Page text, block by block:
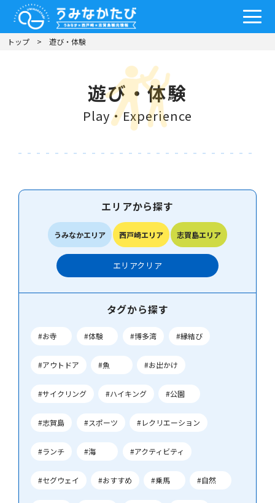
トップ 遊び・体験
遊び・体験
Play・Experience
エリアから探す
うみなかエリア 西戸崎エリア 志賀島エリア
エリアクリア
タグから探す
#お寺 #体験 #博多湾 #縁結び
#アウトドア #魚 #お出かけ
#サイクリング #ハイキング #公園
#志賀島 #スポーツ #レクリエーション
#ランチ #海 #アクティビティ
#セグウェイ #おすすめ #乗馬 #自然